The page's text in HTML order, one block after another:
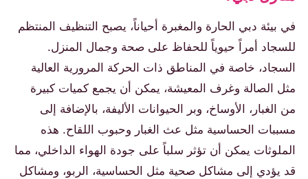
في بيئة دبي الحارة والمغبرة أحياناً، يصبح التنظيف المنتظم
للسجاد أمراً حيوياً للحفاظ على صحة وجمال المنزل.
السجاد، خاصة في المناطق ذات الحركة المرورية العالية
مثل الصالة وغرف المعيشة، يمكن أن يجمع كميات كبيرة
من الغبار، الأوساخ، وبر الحيوانات الأليفة، بالإضافة إلى
مسببات الحساسية مثل عث الغبار وحبوب اللقاح. هذه
الملوثات يمكن أن تؤثر سلباً على جودة الهواء الداخلي، مما
قد يؤدي إلى مشاكل صحية مثل الحساسية، الربو، ومشاكل